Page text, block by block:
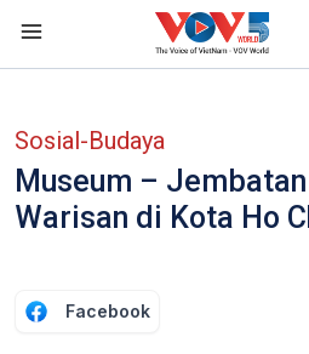
Sosial-Budaya
Museum –
Warisan di Kota Ho
Facebook